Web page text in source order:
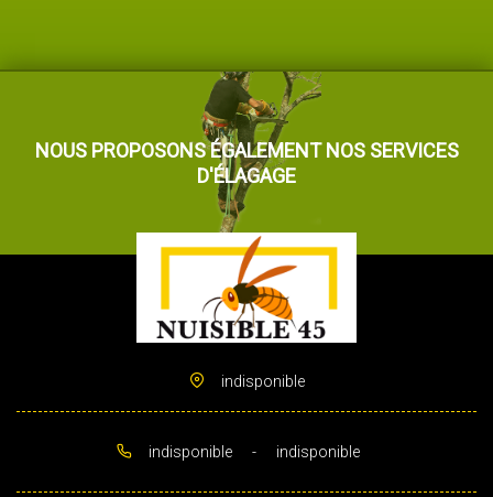
NOUS PROPOSONS ÉGALEMENT NOS SERVICES
D'ÉLAGAGE
indisponible
indisponible - indisponible